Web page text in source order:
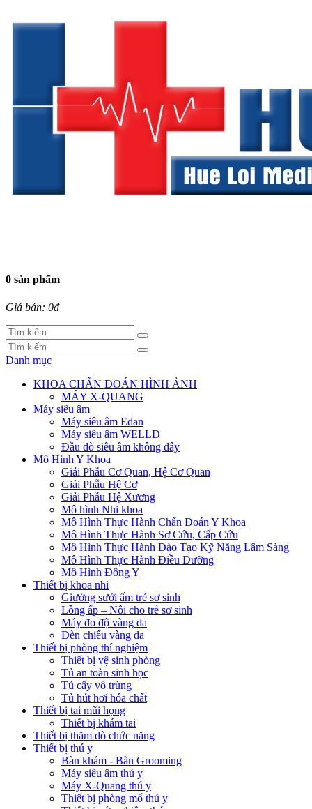
0 sản phẩm
Giá bán: 0đ
Danh mục
KHOA CHẨN ĐOÁN HÌNH ẢNH
MÁY X-QUANG
Máy siêu âm
Máy siêu âm Edan
Máy siêu âm WELLD
Đầu dò siêu âm không dây
Mô Hình Y Khoa
Giải Phẫu Cơ Quan, Hệ Cơ Quan
Giải Phẫu Hệ Cơ
Giải Phẫu Hệ Xương
Mô hình Nhi khoa
Mô Hình Thực Hành Chẩn Đoán Y Khoa
Mô Hình Thực Hành Sơ Cứu, Cấp Cứu
Mô Hình Thực Hành Đào Tạo Kỹ Năng Lâm Sàng
Mô Hình Thực Hành Điều Dưỡng
Mô Hình Đông Y
Thiết bị khoa nhi
Giường sưởi ấm trẻ sơ sinh
Lồng ấp – Nôi cho trẻ sơ sinh
Máy đo độ vàng da
Đèn chiếu vàng da
Thiết bị phòng thí nghiệm
Thiết bị vệ sinh phòng
Tủ an toàn sinh học
Tủ cấy vô trùng
Tủ hút hơi hóa chất
Thiết bị tai mũi họng
Thiết bị khám tai
Thiết bị thăm dò chức năng
Thiết bị thú y
Bàn khám - Bàn Grooming
Máy siêu âm thú y
Máy X-Quang thú y
Thiết bị phòng mổ thú y